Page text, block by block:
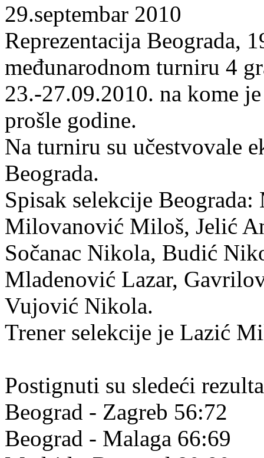
29.septembar 2010
Reprezentacija Beograda,
međunarodnom turniru 4
23.-27.09.2010. na kome
prošle godine.
Na turniru su učestvovale
Beograda.
Spisak selekcije
Milovanović Miloš, Jelić
Sočanac Nikola, Budić
Mladenović Lazar,
Vujović Nikola.
Trener selekcije je Lazić
Postignuti su sledeći
Beograd - Zagreb 56:72
Beograd - Malaga 66:69